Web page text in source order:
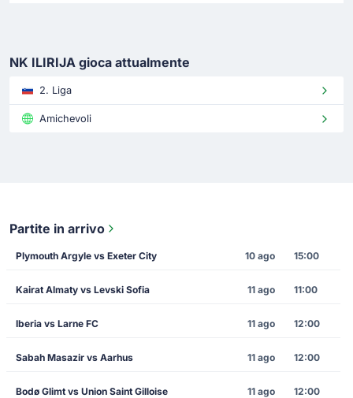
NK ILIRIJA gioca attualmente
2. Liga
Amichevoli
Partite in arrivo
Plymouth Argyle vs Exeter City 10 ago 15:00
Kairat Almaty vs Levski Sofia 11 ago 11:00
Iberia vs Larne FC 11 ago 12:00
Sabah Masazir vs Aarhus 11 ago 12:00
Bodø Glimt vs Union Saint Gilloise 11 ago 12:00